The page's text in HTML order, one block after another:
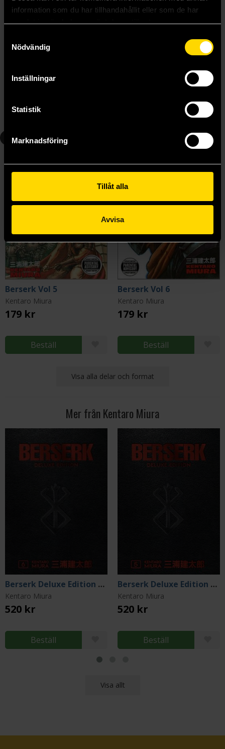
information som du har tillhandahållit eller som de har
samlat in när du har använt deras tjänster.
Nödvändig
Inställningar
Statistik
Marknadsföring
Tillåt alla
Avvisa
Kentaro Miura
Berserk Vol 5
Kentaro Miura
179 kr
Beställ
Berserk Vol 6
Kentaro Miura
179 kr
Beställ
Visa alla delar och format
Mer från Kentaro Miura
Berserk Deluxe Edition Vol 6
Kentaro Miura
520 kr
Beställ
Berserk Deluxe Edition Vol 5
Kentaro Miura
520 kr
Beställ
Visa allt